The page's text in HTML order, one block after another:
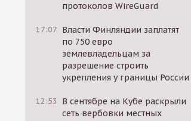
протоколов WireGuard
17:07 Власти Финляндии заплатят
по 750 евро
землевладельцам за
разрешение строить
укрепления у границы России
12:53
В сентябре на Кубе раскрыли
сеть вербовки местных